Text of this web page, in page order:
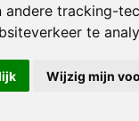
tracking-
te
Wijzig mijn